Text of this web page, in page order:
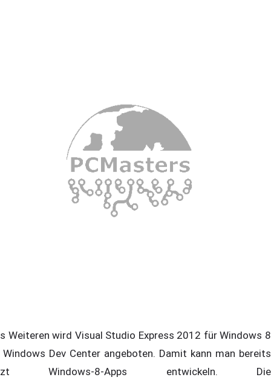
Weiteren wird Visual Studio Express 2012 für Windows 8
Dev Center angeboten. Damit kann man bereits
Windows-8-Apps entwickeln. Die